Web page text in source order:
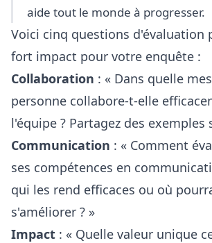
aide tout le monde à progresser.
Voici cinq questions d'évaluation
fort impact pour votre enquête :
Collaboration : « Dans quelle
personne collabore-t-elle
l'équipe ? Partagez des exemples
Communication : « Comment
ses compétences en
qui les rend efficaces ou où
s'améliorer ? »
Impact : « Quelle valeur unique